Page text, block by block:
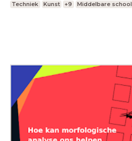
Techniek Kunst +9 Middelbare school